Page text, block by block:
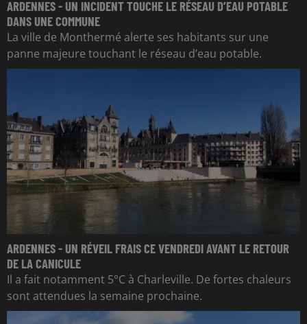
ARDENNES - UN INCIDENT TOUCHE LE RÉSEAU D’EAU POTABLE
DANS UNE COMMUNE
La ville de Monthermé alerte ses habitants sur une
panne majeure touchant le réseau d’eau potable.
ARDENNES - UN RÉVEIL FRAIS CE VENDREDI AVANT LE RETOUR
DE LA CANICULE
Il a fait notamment 5°C à Charleville. De fortes chaleurs
sont attendues la semaine prochaine.